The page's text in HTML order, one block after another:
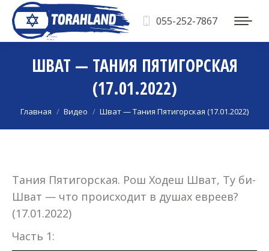
055-252-7867
ШВАТ — ТАНИЯ ПЯТИГОРСКАЯ
(17.01.2022)
Вы здесь:
Главная Видео Шват — Тания Пятигорская (17.01.2022)
Тания Пятигорская. Рош Ходеш Шват, Ту би-
Шват — что происходит в душах евреев?
(17.01.2022)
Часть 1: